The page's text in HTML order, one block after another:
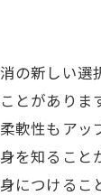
の新しい
とがあり
軟性もア
を知るこ
につける